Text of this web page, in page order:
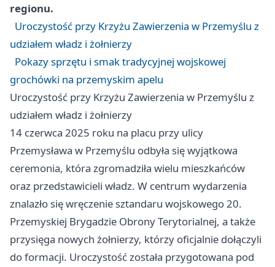
regionu.
Uroczystość przy Krzyżu Zawierzenia w Przemyślu z
udziałem władz i żołnierzy
Pokazy sprzętu i smak tradycyjnej wojskowej
grochówki na przemyskim apelu
Uroczystość przy Krzyżu Zawierzenia w Przemyślu z
udziałem władz i żołnierzy
14 czerwca 2025 roku na placu przy ulicy
Przemysława w Przemyślu odbyła się wyjątkowa
ceremonia, która zgromadziła wielu mieszkańców
oraz przedstawicieli władz. W centrum wydarzenia
znalazło się wręczenie sztandaru wojskowego 20.
Przemyskiej Brygadzie Obrony Terytorialnej, a także
przysięga nowych żołnierzy, którzy oficjalnie dołączyli
do formacji. Uroczystość została przygotowana pod